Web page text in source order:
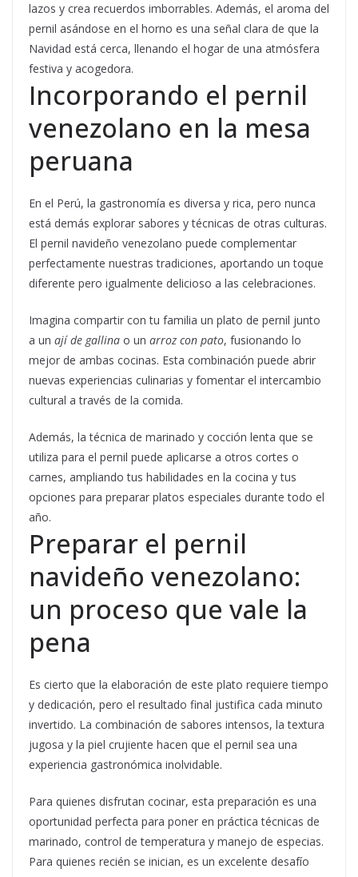
lazos y crea recuerdos imborrables. Además, el aroma del
pernil asándose en el horno es una señal clara de que la
Navidad está cerca, llenando el hogar de una atmósfera
festiva y acogedora.
Incorporando el pernil
venezolano en la mesa
peruana
En el Perú, la gastronomía es diversa y rica, pero nunca
está demás explorar sabores y técnicas de otras culturas.
El pernil navideño venezolano puede complementar
perfectamente nuestras tradiciones, aportando un toque
diferente pero igualmente delicioso a las celebraciones.
Imagina compartir con tu familia un plato de pernil junto
a un ají de gallina o un arroz con pato, fusionando lo
mejor de ambas cocinas. Esta combinación puede abrir
nuevas experiencias culinarias y fomentar el intercambio
cultural a través de la comida.
Además, la técnica de marinado y cocción lenta que se
utiliza para el pernil puede aplicarse a otros cortes o
carnes, ampliando tus habilidades en la cocina y tus
opciones para preparar platos especiales durante todo el
año.
Preparar el pernil
navideño venezolano:
un proceso que vale la
pena
Es cierto que la elaboración de este plato requiere tiempo
y dedicación, pero el resultado final justifica cada minuto
invertido. La combinación de sabores intensos, la textura
jugosa y la piel crujiente hacen que el pernil sea una
experiencia gastronómica inolvidable.
Para quienes disfrutan cocinar, esta preparación es una
oportunidad perfecta para poner en práctica técnicas de
marinado, control de temperatura y manejo de especias.
Para quienes recién se inician, es un excelente desafío